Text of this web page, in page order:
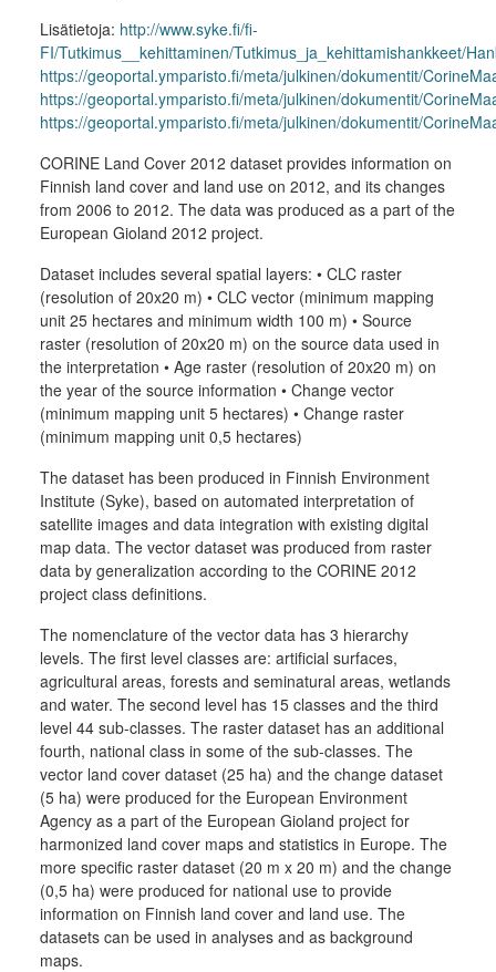
Lisätietoja: http://www.syke.fi/fi-
FI/Tutkimus__kehittaminen/Tutkimus_ja_kehittamishankkeet/
https://geoportal.ymparisto.fi/meta/julkinen/dokumentit/
https://geoportal.ymparisto.fi/meta/julkinen/dokumentit/
https://geoportal.ymparisto.fi/meta/julkinen/dokumentit/
CORINE Land Cover 2012 dataset provides information on
Finnish land cover and land use on 2012, and its changes
from 2006 to 2012. The data was produced as a part of the
European Gioland 2012 project.
Dataset includes several spatial layers: • CLC raster
(resolution of 20x20 m) • CLC vector (minimum mapping
unit 25 hectares and minimum width 100 m) • Source
raster (resolution of 20x20 m) on the source data used in
the interpretation • Age raster (resolution of 20x20 m) on
the year of the source information • Change vector
(minimum mapping unit 5 hectares) • Change raster
(minimum mapping unit 0,5 hectares)
The dataset has been produced in Finnish Environment
Institute (Syke), based on automated interpretation of
satellite images and data integration with existing digital
map data. The vector dataset was produced from raster
data by generalization according to the CORINE 2012
project class definitions.
The nomenclature of the vector data has 3 hierarchy
levels. The first level classes are: artificial surfaces,
agricultural areas, forests and seminatural areas, wetlands
and water. The second level has 15 classes and the third
level 44 sub-classes. The raster dataset has an additional
fourth, national class in some of the sub-classes. The
vector land cover dataset (25 ha) and the change dataset
(5 ha) were produced for the European Environment
Agency as a part of the European Gioland project for
harmonized land cover maps and statistics in Europe. The
more specific raster dataset (20 m x 20 m) and the change
(0,5 ha) were produced for national use to provide
information on Finnish land cover and land use. The
datasets can be used in analyses and as background
maps.